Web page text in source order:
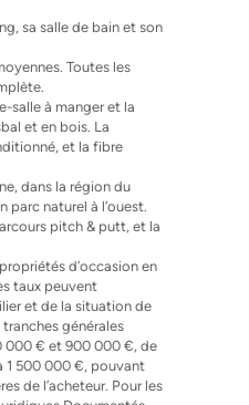
sa salle de bain et son
Toutes les
salle à manger et la
et en bois. La
et la fibre
dans la région du
parc naturel à l’ouest.
pitch & putt, et la
d’occasion en
taux peuvent
et de la situation de
générales
000 € et 900 000 €, de
1 500 000 €, pouvant
de l’acheteur. Pour les